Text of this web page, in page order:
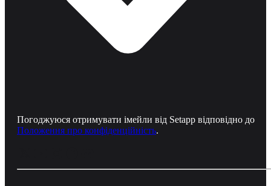
Погоджуюся отримувати імейли від Setapp відповідно до
Положення про конфіденційність.